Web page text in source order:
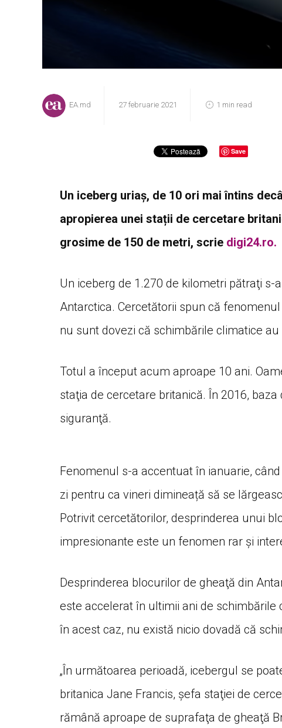
EA.md 27 februarie 2021 1 min read
Save
Un iceberg uriaș, de 10 ori mai întins
apropierea unei stații de cercetare
grosime de 150 de metri, scrie digi24.ro.
Un iceberg de 1.270 de kilometri pătraţi
Antarctica. Cercetătorii spun că
nu sunt dovezi că schimbările climatice
Totul a început acum aproape 10 ani.
staţia de cercetare britanică. În 2016,
siguranţă.
Fenomenul s-a accentuat în ianuarie,
zi pentru ca vineri dimineață să se
Potrivit cercetătorilor, desprinderea unui
impresionante este un fenomen rar și
Desprinderea blocurilor de gheaţă din
este accelerat în ultimii ani de schimbările
în acest caz, nu există nicio dovadă că
„În următoarea perioadă, icebergul se
britanica Jane Francis, şefa staţiei de
rămână aproape de suprafaţa de gheaţă